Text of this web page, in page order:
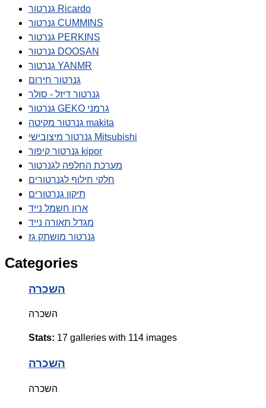
גנרטור Ricardo
גנרטור CUMMINS
גנרטור PERKINS
גנרטור DOOSAN
גנרטור YANMR
גנרטור חירום
גנרטור דיזל - סולר
גנרטור GEKO גרמני
גנרטור מקיטה makita
גנרטור מיצובישי Mitsubishi
גנרטור קיפור kipor
מערכת החלפה לגנרטור
חלקי חילוף לגנרטורים
תיקון גנרטורים
ארון חשמל נייד
מגדל תאורה נייד
גנרטור מושתק גז
Categories
השכרה
השכרה
Stats: 17 galleries with 114 images
השכרה
השכרה